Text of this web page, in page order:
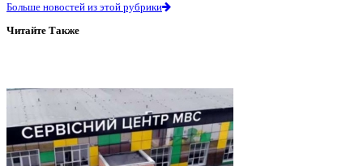
Больше новостей из этой рубрики
Читайте Также